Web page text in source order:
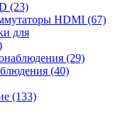
(23)
HDMI (67)
для
(29)
(40)
(133)